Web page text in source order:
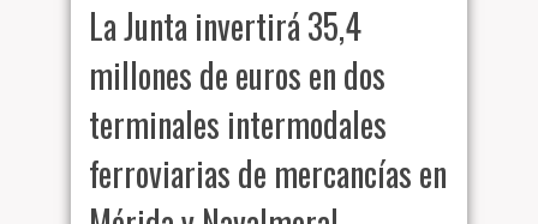
La Junta invertirá 35,4
millones de euros en dos
terminales intermodales
ferroviarias de mercancías en